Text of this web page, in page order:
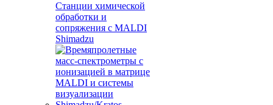
Станции химической
обработки и
сопряжения с MALDI
Shimadzu